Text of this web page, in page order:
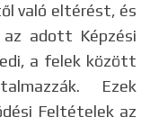
való eltérést, és
adott Képzési
a felek között
Ezek
Feltételek az